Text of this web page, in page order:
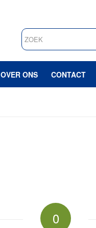
OVER ONS CONTACT
0